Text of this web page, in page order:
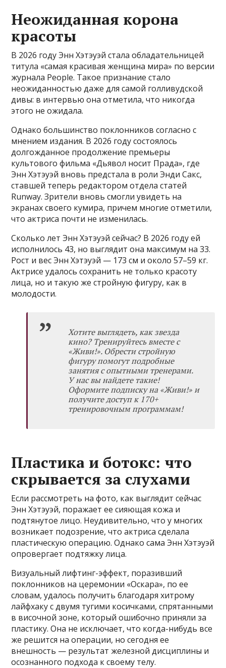
Неожиданная корона
красоты
В 2026 году Энн Хэтэуэй стала обладательницей
титула «самая красивая женщина мира» по версии
журнала People. Такое признание стало
неожиданностью даже для самой голливудской
дивы: в интервью она отметила, что никогда
этого не ожидала.
Однако большинство поклонников согласно с
мнением издания. В 2026 году состоялось
долгожданное продолжение премьеры
культового фильма «Дьявол носит Прада», где
Энн Хэтэуэй вновь предстала в роли Энди Сакс,
ставшей теперь редактором отдела статей
Runway. Зрители вновь смогли увидеть на
экранах своего кумира, причем многие отметили,
что актриса почти не изменилась.
Сколько лет Энн Хэтэуэй сейчас? В 2026 году ей
исполнилось 43, но выглядит она максимум на 33.
Рост и вес Энн Хэтэуэй — 173 см и около 57–59 кг.
Актрисе удалось сохранить не только красоту
лица, но и такую же стройную фигуру, как в
молодости.
Хотите выглядеть, как звезда
кино? Тренируйтесь вместе с
«Живи!». Обрести стройную
фигуру помогут подробные
занятия с опытными тренерами.
У нас вы найдете такие!
Оформитеподписку на «Живи!»и
получите доступ к 170+
тренировочным программам!
Пластика и ботокс: что
скрывается за слухами
Если рассмотреть на фото, как выглядит сейчас
Энн Хэтэуэй, поражает ее сияющая кожа и
подтянутое лицо. Неудивительно, что у многих
возникает подозрение, что актриса сделала
пластическую операцию. Однако сама Энн Хэтэуэй
опровергает подтяжку лица.
Визуальный лифтинг-эффект, поразивший
поклонников на церемонии «Оскара», по ее
словам, удалось получить благодаря хитрому
лайфхаку с двумя тугими косичками, спрятанными
в височной зоне, который ошибочно приняли за
пластику. Она не исключает, что когда-нибудь все
же решится на операции, но сегодня ее
внешность — результат железной дисциплины и
осознанного подхода к своему телу.